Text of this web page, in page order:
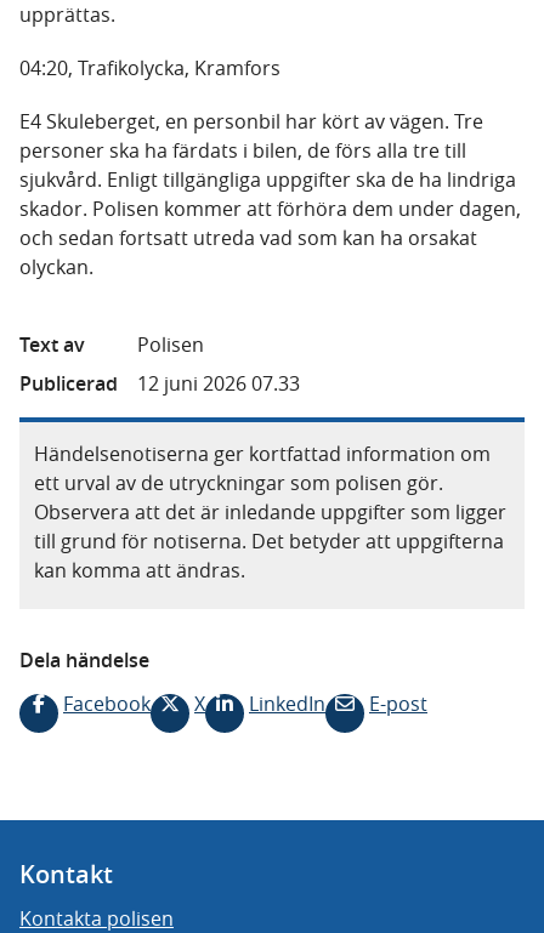
upprättas.
04:20, Trafikolycka, Kramfors
E4 Skuleberget, en personbil har kört av vägen. Tre
personer ska ha färdats i bilen, de förs alla tre till
sjukvård. Enligt tillgängliga uppgifter ska de ha lindriga
skador. Polisen kommer att förhöra dem under dagen,
och sedan fortsatt utreda vad som kan ha orsakat
olyckan.
Text av
Polisen
Publicerad
12 juni 2026 07.33
Händelsenotiserna ger kortfattad information om
ett urval av de utryckningar som polisen gör.
Observera att det är inledande uppgifter som ligger
till grund för notiserna. Det betyder att uppgifterna
kan komma att ändras.
Dela händelse
Facebook
X LinkedIn E-post
Kontakt
Kontakta polisen